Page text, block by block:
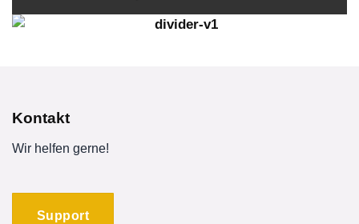
Kontakt
Wir helfen gerne!
Support